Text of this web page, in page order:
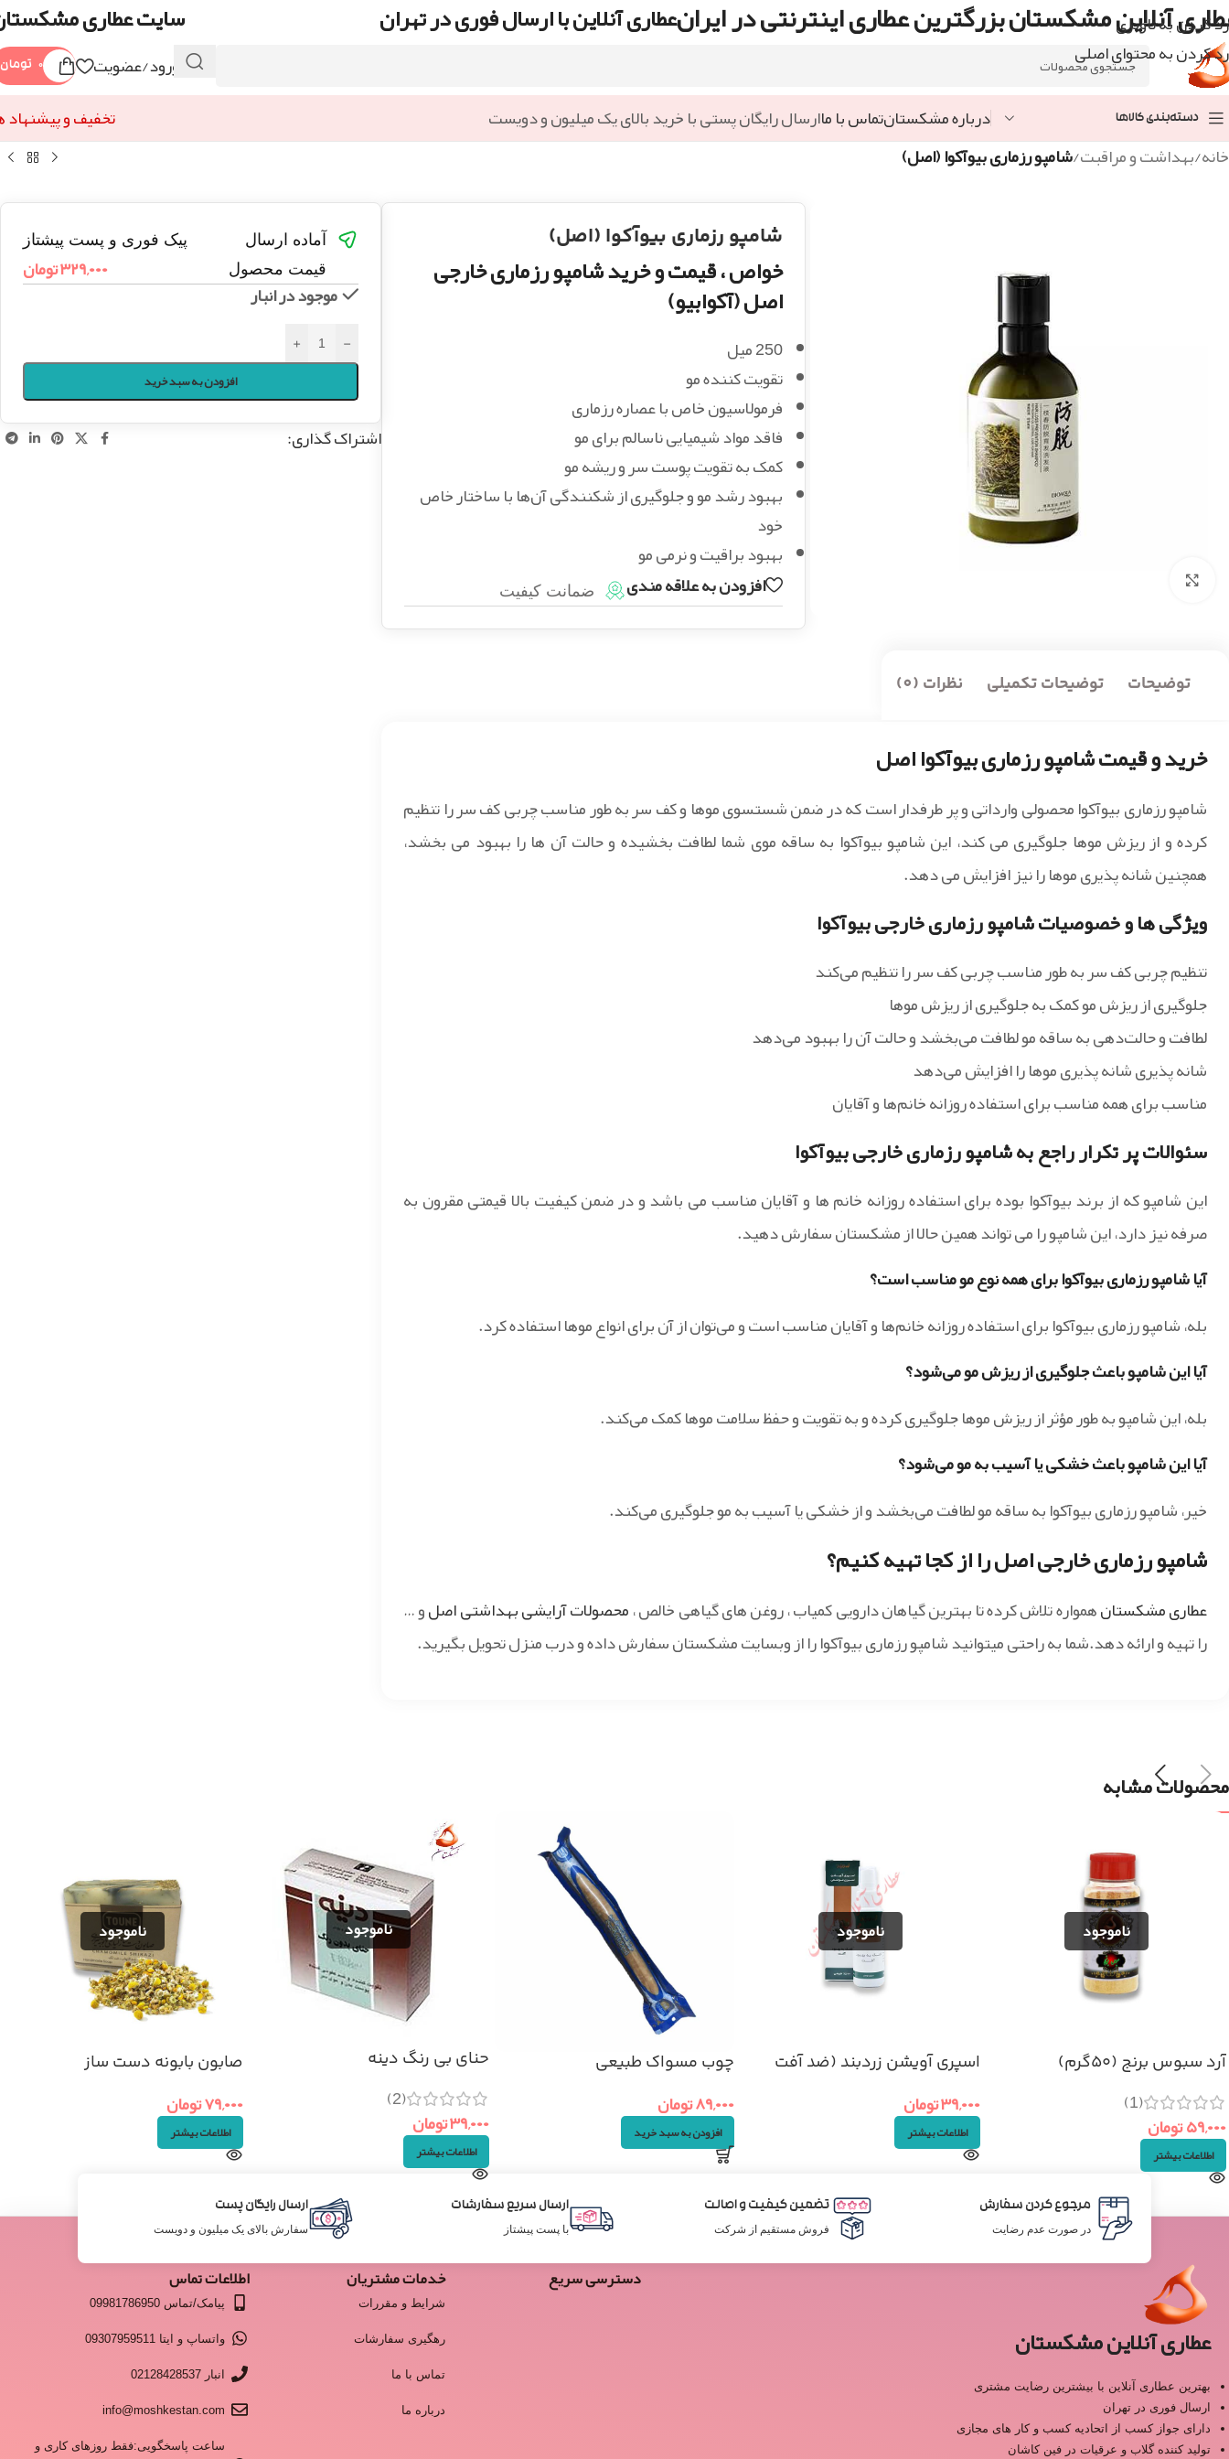
رد کردن به ناوبری
رد کردن به محتوای اصلی
آنلاین مشکستان بزرگترین عطاری اینترنتی در ایرانعطاری آنلاین با ارسال فوری در تهران سایت عطاری
ورود/عضویت ۰ تومان
دسته‌بندی کالاها درباره مشکستانتماس با ماارسال رایگان پستی با خرید بالای یک میلیون و دویست
تخفیف و پیشنهاد
خانه/بهداشت و مراقبت/شامپو رزماری بیوآکوا (اصل)
شامپو رزماری بیوآکوا (اصل)
خواص ، قیمت و خرید شامپو رزماری خارجی
اصل (آکوابیو)
250 میل
تقویت کننده مو
فرمولاسیون خاص با عصاره رزماری
فاقد مواد شیمیایی ناسالم برای مو
کمک به تقویت پوست سر و ریشه مو
بهبود رشد مو و جلوگیری از شکنندگی آن‌ها با ساختار خاص
خود
بهبود براقیت و نرمی مو
افزودن به علاقه مندی
ضمانت کیفیت
توضیحات توضیحات تکمیلی نظرات (0)
خرید و قیمت شامپو رزماری بیوآکوا اصل
شامپو رزماری بیوآکوا محصولی وارداتی و پر طرفدار است که در ضمن شستسوی موها و کف سر به طور مناسب چربی کف سر را تنظیم
کرده و از ریزش موها جلوگیری می کند، این شامپو بیوآکوا به ساقه موی شما لطافت بخشیده و حالت آن ها را بهبود می بخشد،
همچنین شانه پذیری موها را نیز افزایش می دهد.
ویژگی ها و خصوصیات شامپو رزماری خارجی بیوآکوا
تنظیم چربی کف سر به طور مناسب چربی کف سر را تنظیم می‌کند
جلوگیری از ریزش مو کمک به جلوگیری از ریزش موها
لطافت و حالت‌دهی به ساقه مو لطافت می‌بخشد و حالت آن را بهبود می‌دهد
شانه پذیری شانه پذیری موها را افزایش می‌دهد
مناسب برای همه مناسب برای استفاده روزانه خانم‌ها و آقایان
سئوالات پر تکرار راجع به شامپو رزماری خارجی بیوآکوا
این شامپو که از برند بیوآکوا بوده برای استفاده روزانه خانم ها و آقایان مناسب می باشد و در ضمن کیفیت بالا قیمتی مقرون به
صرفه نیز دارد، این شامپو را می تواند همین حالا از مشکستان سفارش دهید.
آیا شامپو رزماری بیوآکوا برای همه نوع مو مناسب است؟
بله، شامپو رزماری بیوآکوا برای استفاده روزانه خانم‌ها و آقایان مناسب است و می‌توان از آن برای انواع موها استفاده کرد.
آیا این شامپو باعث جلوگیری از ریزش مو می‌شود؟
بله، این شامپو به طور مؤثر از ریزش موها جلوگیری کرده و به تقویت و حفظ سلامت موها کمک می‌کند.
آیا این شامپو باعث خشکی یا آسیب به مو می‌شود؟
خیر، شامپو رزماری بیوآکوا به ساقه مو لطافت می‌بخشد و از خشکی یا آسیب به مو جلوگیری می‌کند.
شامپو رزماری خارجی اصل را از کجا تهیه کنیم؟
عطاری مشکستانهمواره تلاش کرده تا بهترین گیاهان دارویی کمیاب ، روغن های گیاهی خالص ،محصولات آرایشی بهداشتی اصلو …
را تهیه و ارائه دهد.شما به راحتی میتوانید شامپو رزماری بیوآکوا را از وبسایت مشکستان سفارش داده و درب منزل تحویل بگیرید.
آماده ارسال
پیک فوری و پست پیشتاز
قیمت محصول
۳۲۹,۰۰۰تومان
موجود در انبار
-
+
افزودن به سبد خرید
اشتراک گذاری:
محصولات مشابه
آرد سبوس برنج (۵۰گرم)
(1)
۵۹,۰۰۰تومان
اطلاعات بیشتر
اسپری آویشن زردبند (ضد آفت
۳۹,۰۰۰تومان
اطلاعات بیشتر
چوب مسواک طبیعی
۸۹,۰۰۰تومان
افزودن به سبد خرید
حنای بی رنگ دینه
(2)
۳۹,۰۰۰تومان
اطلاعات بیشتر
صابون بابونه دست ساز
۷۹,۰۰۰تومان
اطلاعات بیشتر
مرجوع کردن سفارش
در صورت عدم رضایت
تضمین کیفیت و اصالت
فروش مستقیم از شرکت
ارسال سریع سفارشات
با پست پیشتاز
ارسال رایگان پست
سفارش بالای یک میلیون و دویست
عطاری آنلاین مشکستان
بهترین عطاری آنلاین با بیشترین رضایت مشتری
ارسال فوری در تهران
دارای جواز کسب از اتحادیه کسب و کار های مجازی
تولید کننده گلاب و عرقیات در فین کاشان
دسترسی سریع خدمات مشتریان
شرایط و مقررات
رهگیری سفارشات
تماس با ما
درباره ما
اطلاعات تماس
پیامک/تماس 09981786950
واتساپ و ایتا 09307959511
انبار 02128428537
info@moshkestan.com
ساعت پاسخگویی:فقط روزهای کاری و